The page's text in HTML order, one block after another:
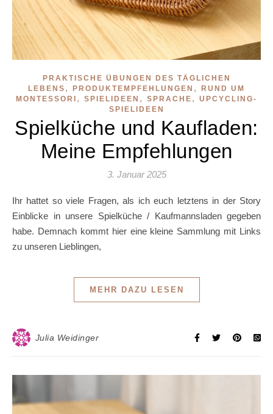
PRAKTISCHE ÜBUNGEN DES TÄGLICHEN
LEBENS , PRODUKTEMPFEHLUNGEN ,
RUND UM
MONTESSORI , SPIELIDEEN , SPRACHE ,
UPCYCLING-
SPIELIDEEN
Spielküche und Kaufladen:
Meine Empfehlungen
3. Januar 2025
Ihr hattet so viele Fragen, als ich euch letztens in der Story
Einblicke in unsere Spielküche / Kaufmannsladen gegeben
habe. Demnach kommt hier eine kleine Sammlung mit Links
zu unseren Lieblingen,
MEHR DAZU LESEN
Julia Weidinger